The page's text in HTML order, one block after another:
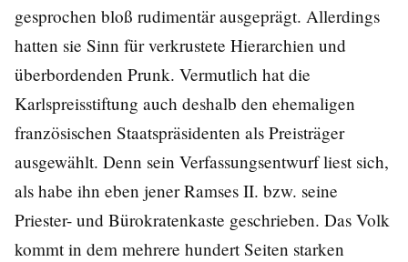
gesprochen bloß rudimentär ausgeprägt. Allerdings
hatten sie Sinn für verkrustete Hierarchien und
überbordenden Prunk. Vermutlich hat die
Karlspreisstiftung auch deshalb den ehemaligen
französischen Staatspräsidenten als Preisträger
ausgewählt. Denn sein Verfassungsentwurf liest sich,
als habe ihn eben jener Ramses II. bzw. seine
Priester- und Bürokratenkaste geschrieben. Das Volk
kommt in dem mehrere hundert Seiten starken